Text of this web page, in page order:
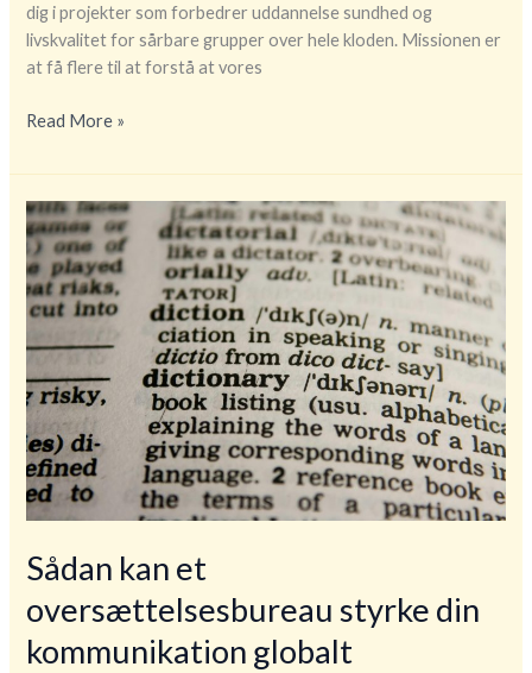
dig i projekter som forbedrer uddannelse sundhed og
livskvalitet for sårbare grupper over hele kloden. Missionen er
at få flere til at forstå at vores
Permanent
og
globalt
frivilligt
engagement
Read More »
Sådan kan et
oversættelsesbureau styrke din
kommunikation globalt